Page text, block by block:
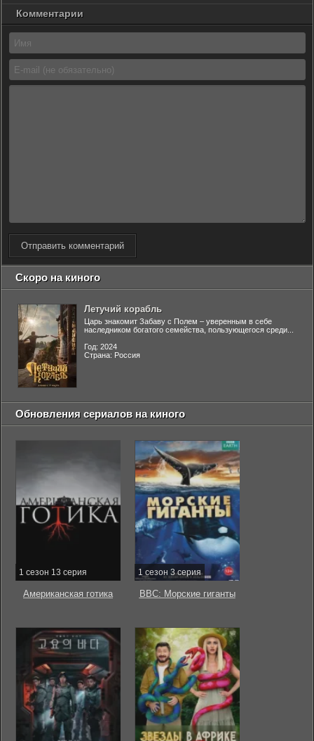
Комментарии
Отправить комментарий
Скоро на киного
Летучий корабль
Царь знакомит Забаву с Полем – уверенным в себе
наследником богатого семейства, пользующегося среди...
Год: 2024
Страна: Россия
Обновления сериалов на киного
1 сезон 13 серия
Американская готика
1 сезон 3 серия
BBC: Морские гиганты